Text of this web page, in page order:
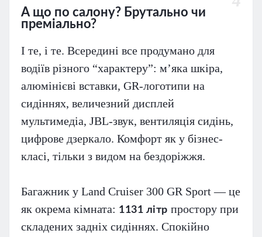
А що по салону? Брутально чи
преміально?
І те, і те. Всередині все продумано для
водіїв різного “характеру”: мʼяка шкіра,
алюмінієві вставки, GR-логотипи на
сидіннях, величезний дисплей
мультимедіа, JBL-звук, вентиляція сидінь,
цифрове дзеркало. Комфорт як у бізнес-
класі, тільки з видом на бездоріжжя.
Багажник у Land Cruiser 300 GR Sport — це
як окрема кімната: 1131 літр простору при
складених задніх сидіннях. Спокійно